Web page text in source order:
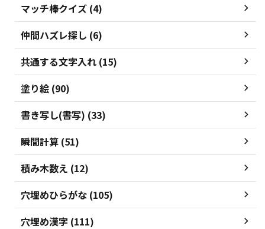
マッチ棒クイズ (4)
仲間ハズレ探し (6)
共通する文字入れ (15)
塗り絵 (90)
書き写し(書写) (33)
瞬間計算 (51)
積み木数え (12)
穴埋めひらがな (105)
穴埋め漢字 (111)